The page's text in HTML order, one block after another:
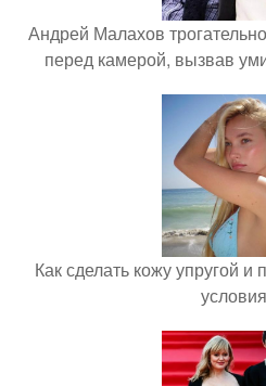
Андрей Малахов
перед камерой, вызвав
Как сделать кожу упругой